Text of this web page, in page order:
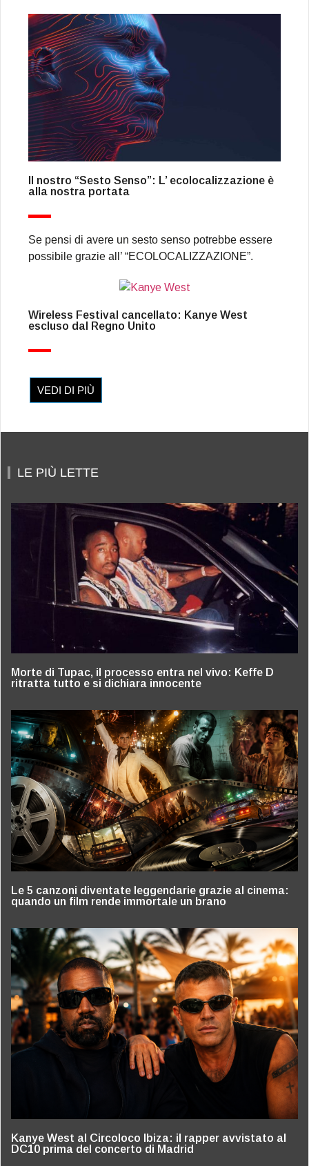
Il nostro “Sesto Senso”: L’ ecolocalizzazione è
alla nostra portata
Se pensi di avere un sesto senso potrebbe essere
possibile grazie all’ “ECOLOCALIZZAZIONE”.
Wireless Festival cancellato: Kanye West
escluso dal Regno Unito
VEDI DI PIÙ
LE PIÙ LETTE
Morte di Tupac, il processo entra nel vivo: Keffe D
ritratta tutto e si dichiara innocente
Le 5 canzoni diventate leggendarie grazie al cinema:
quando un film rende immortale un brano
Kanye West al Circoloco Ibiza: il rapper avvistato al
DC10 prima del concerto di Madrid